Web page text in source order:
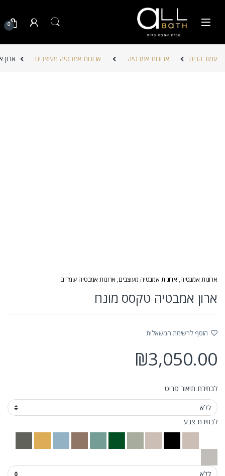
0
עמוד הבית ארונות אמבטיה ארונות אמבטיה מעוצבים
ארונות אמבטיה, ארונות אמבטיה מעוצבים, ארונות אמבטיה עומדים
ארון אמבטיה טקסס מונח
הוסף לרשימת המשאלות
₪3,050.00
לבחירת תיאור פריט
לבחירת צבע